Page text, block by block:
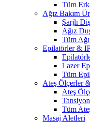
Tüm
Ağız Bakım
Şarjlı
Ağız
Tüm
Epilatörler &
Lazer
Tüm
Ateş Ölçerler
Ateş
Tüm
Masaj Aletleri